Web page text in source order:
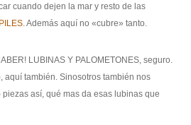
cuando dejen la mar y resto de las
Además aquí no «cubre» tanto.
LUBINAS Y PALOMETONES, seguro.
aquí también. Sinosotros también nos
así, qué mas da esas lubinas que